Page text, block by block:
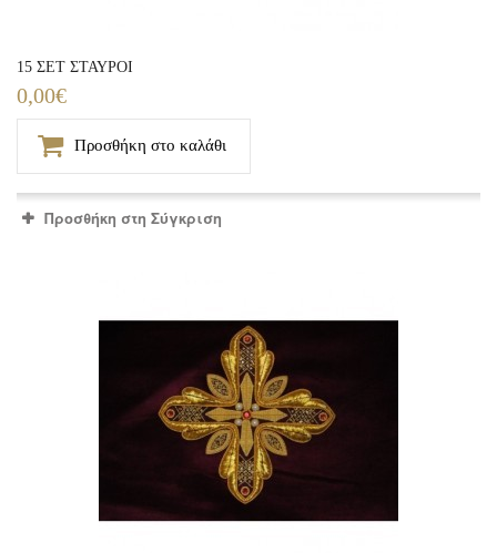
15 ΣΕΤ ΣΤΑΥΡΟΙ
0,00€
Προσθήκη στο καλάθι
Προσθήκη στη Σύγκριση